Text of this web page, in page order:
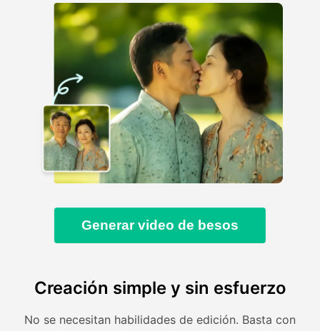
Generar video de besos
Creación simple y sin esfuerzo
No se necesitan habilidades de edición. Basta con